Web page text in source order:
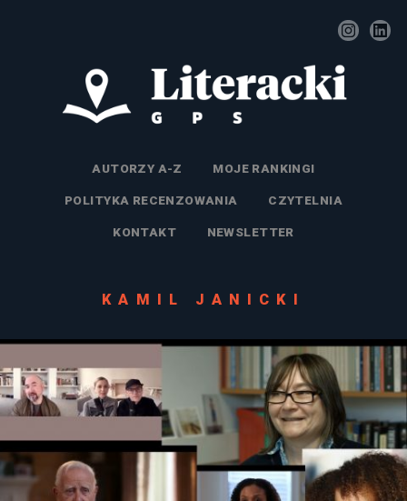
AUTORZY A-Z MOJE RANKINGI
POLITYKA RECENZOWANIA CZYTELNIA
KONTAKT NEWSLETTER
KAMIL JANICKI